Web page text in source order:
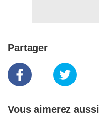
Partager
Vous aimerez aussi